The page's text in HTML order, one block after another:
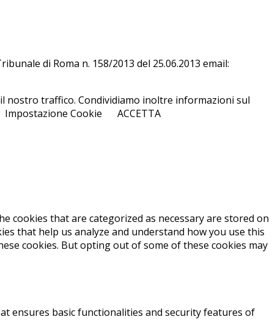
di Roma n. 158/​2013 del 25.06.2013 email:
nostro traffico. Condividiamo inoltre informazioni sul
Impostazione Cookie
ACCETTA
cookies that are categorized as necessary are stored on
that help us analyze and understand how you use this
cookies. But opting out of some of these cookies may
ensures basic functionalities and security features of